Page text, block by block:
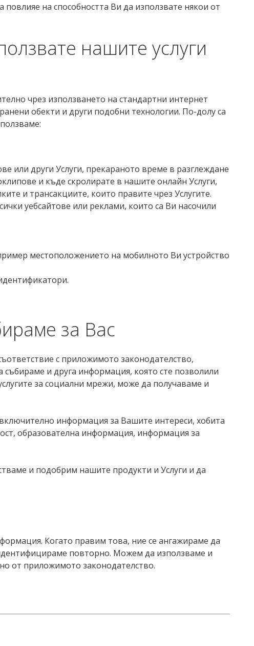
на способността Ви да използвате някои от
нашите услуги
чрез използването на стандартни интернет
обекти и други подобни технологии. По-долу са
или други Услуги, прекараното време в разглеждане
и къде скролирате в нашите онлайн Услуги,
и трансакциите, които правите чрез Услугите.
уебсайтове или реклами, които са Ви насочили
местоположението на мобилното Ви устройство
за Вас
с приложимото законодателство,
и друга информация, която сте позволили
за социални мрежи, може да получаваме и
информация за Вашите интереси, хобита
образователна информация, информация за
и подобрим нашите продукти и Услуги и да
Когато правим това, ние се ангажираме да
повторно. Можем да използваме и
от приложимото законодателство.